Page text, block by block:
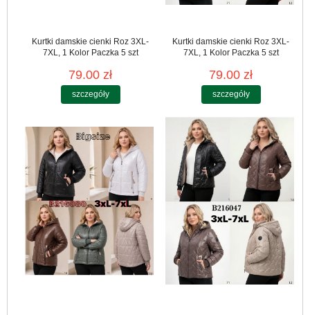
Kurtki damskie cienki Roz 3XL-
7XL, 1 Kolor Paczka 5 szt
79.00 zł
szczegóły
Kurtki damskie cienki Roz 3XL-
7XL, 1 Kolor Paczka 5 szt
79.00 zł
szczegóły